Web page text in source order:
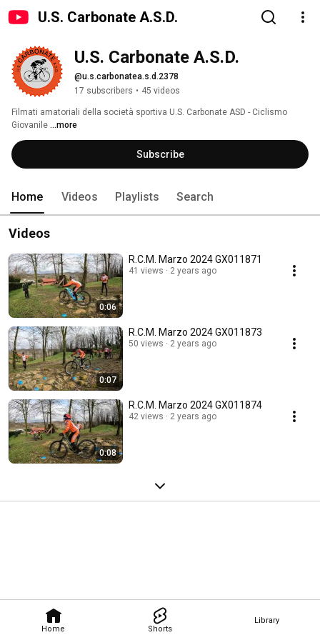
U.S. Carbonate A.S.D.
Home Shorts
Library
U.S. Carbonate A.S.D.
@u.s.carbonatea.s.d.2378
17 subscribers • 45 videos
Filmati amatoriali della società sportiva U.S. Carbonate ASD - Ciclismo
Giovanile ...more
Subscribe
Home Videos Playlists Search
Videos
0:06
R.C.M. Marzo 2024 GX011871
41 views 2 years ago
0:07
R.C.M. Marzo 2024 GX011873
50 views 2 years ago
0:08
R.C.M. Marzo 2024 GX011874
42 views 2 years ago